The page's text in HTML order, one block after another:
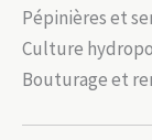
Pépinières et
Culture
Bouturage et